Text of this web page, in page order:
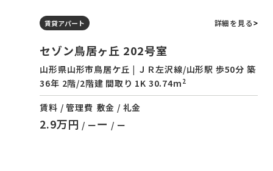
賃貸アパート 詳細を見る
セゾン鳥居ヶ丘 202号室
山形県山形市鳥居ケ丘 | ＪＲ左沢線/山形駅 歩50分 築
36年 2階/2階建 間取り 1K 30.74m 2
賃料 / 管理費
2.9万円 / ー
敷金 / 礼金
ー / ー